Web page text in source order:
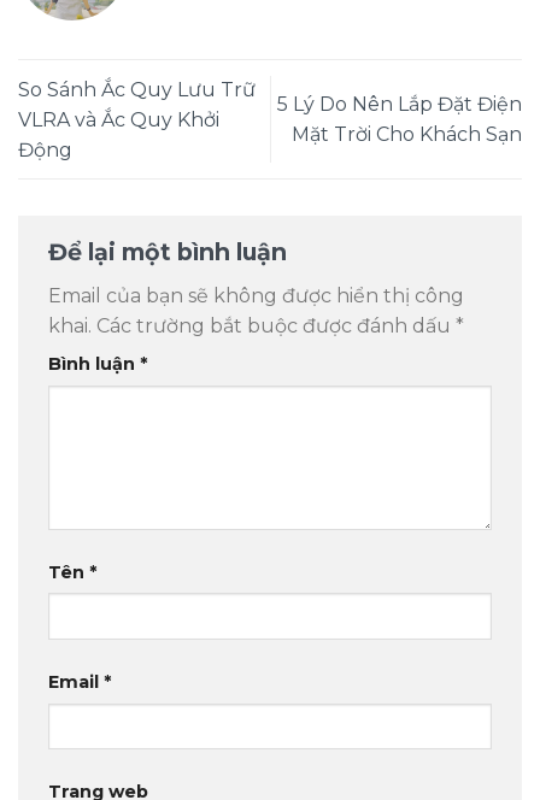
So Sánh Ắc Quy Lưu Trữ
VLRA và Ắc Quy Khởi
Động
5 Lý Do Nên Lắp Đặt Điện
Mặt Trời Cho Khách Sạn
Để lại một bình luận
Email của bạn sẽ không được hiển thị công
khai. Các trường bắt buộc được đánh dấu *
Bình luận *
Tên *
Email *
Trang web